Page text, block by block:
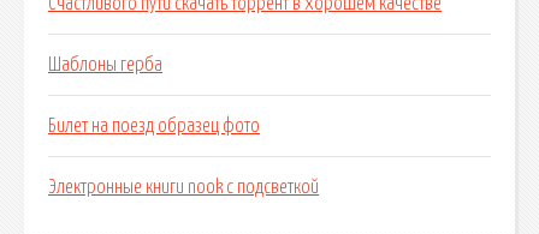
Счастливого пути скачать торрент в хорошем качестве
Шаблоны герба
Билет на поезд образец фото
Электронные книги nook с подсветкой